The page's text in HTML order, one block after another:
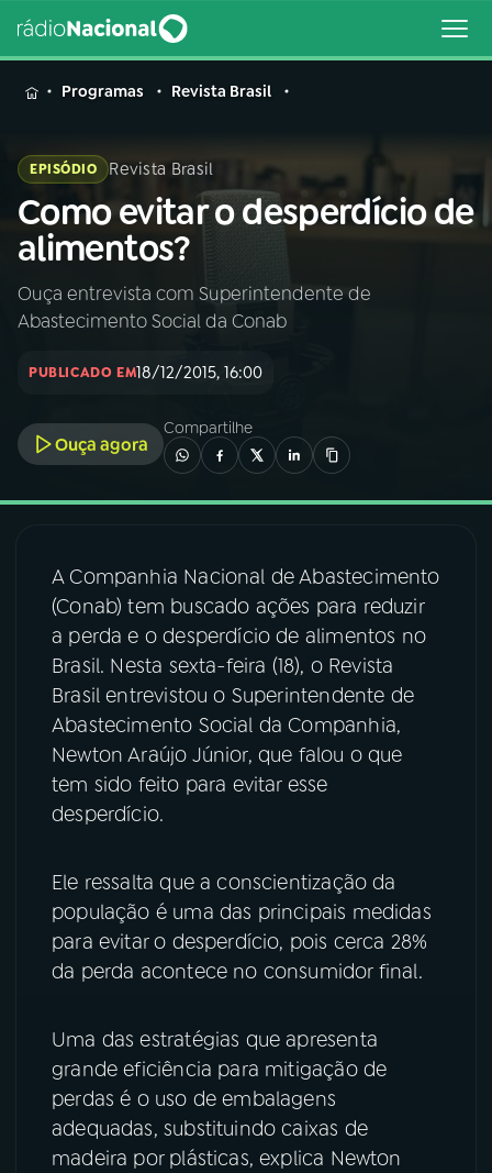
MENU
Buscar
na
Rádio
Nacional
AO VIVO
04PROGRAMAS
05PODCASTS
06VIDEOCASTS
08FESTIVAL DE MÚSICA
ACOMPANHE A RÁDIO NACIONAL
Instagram X
TikTok
Programas Revista Brasil
EPISÓDIO Revista Brasil
Como evitar o desperdício de
alimentos?
Ouça entrevista com Superintendente de
Abastecimento Social da Conab
PUBLICADO EM18/12/2015, 16:00
Ouça agora
Compartilhe
A Companhia Nacional de Abastecimento
(Conab) tem buscado ações para reduzir
a perda e o desperdício de alimentos no
Brasil. Nesta sexta-feira (18), o Revista
Brasil entrevistou o Superintendente de
Abastecimento Social da Companhia,
Newton Araújo Júnior, que falou o que
tem sido feito para evitar esse
desperdício.
Ele ressalta que a conscientização da
população é uma das principais medidas
para evitar o desperdício, pois cerca 28%
da perda acontece no consumidor final.
Uma das estratégias que apresenta
grande eficiência para mitigação de
perdas é o uso de embalagens
adequadas, substituindo caixas de
madeira por plásticas, explica Newton